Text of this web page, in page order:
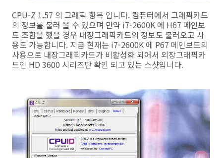
CPU-Z 1.57 의 그래픽 항목 입니다. 컴퓨터에서 그래픽카드
의 정보를 불러 올 수 있으며 만약 i7-2600K 에 H67 메인보
드 조합을 했을 경우 내장그래픽카드의 정보도 불러오고 사
용도 가능합니다. 지금 현재는 i7-2600K 에 P67 메인보드의
사용으로 내장그래픽카드가 비활성화 되어서 외장그래픽카
드인 HD 3600 시리즈만 확인 되고 있는 스샷입니다.